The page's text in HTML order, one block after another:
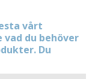
vårt
du behöver
Du